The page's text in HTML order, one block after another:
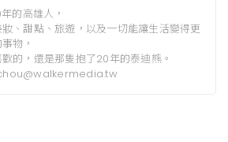
的高雄人，
、甜點、旅遊，以及一切能讓生活變得更
物，
的，還是那隻抱了20年的泰迪熊。